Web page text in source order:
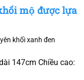
mộ được lựa
khối xanh đen
147cm Chiều cao: